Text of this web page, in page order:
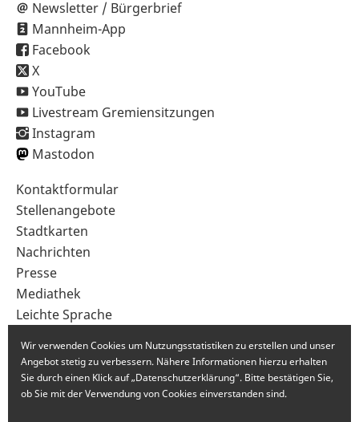
Newsletter / Bürgerbrief
Mannheim-App
Facebook
X
YouTube
Livestream Gremiensitzungen
Instagram
Mastodon
Sekundärnavigation
im
Fußbereich
Kontaktformular
Stellenangebote
Stadtkarten
Nachrichten
Presse
Mediathek
Leichte Sprache
Wir verwenden Cookies um Nutzungsstatistiken zu erstellen und unser
Angebot stetig zu verbessern. Nähere Informationen hierzu erhalten
Sie durch einen Klick auf „Datenschutzerklärung“. Bitte bestätigen Sie,
ob Sie mit der Verwendung von Cookies einverstanden sind.